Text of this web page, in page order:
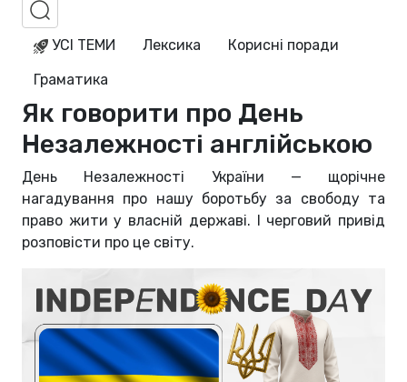
УСІ ТЕМИ Лексика
Корисні поради
Граматика
Як говорити про День
Незалежності англійською
День Незалежності України — щорічне
нагадування про нашу боротьбу за свободу та
право жити у власній державі. І черговий привід
розповісти про це світу.